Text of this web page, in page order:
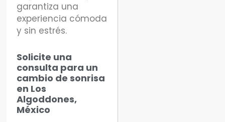
garantiza una
experiencia cómoda
y sin estrés.
Solicite una
consulta para un
cambio de sonrisa
en Los
Algoddones,
México